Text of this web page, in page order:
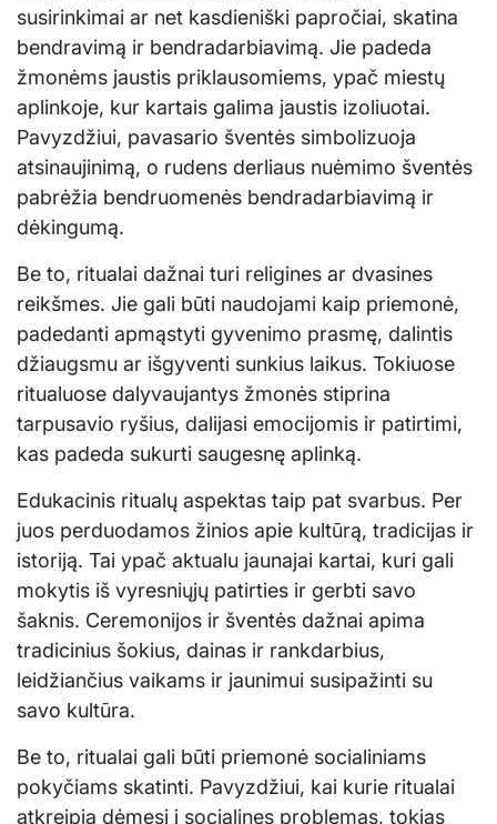
susirinkimai ar net kasdieniški papročiai, skatina
bendravimą ir bendradarbiavimą. Jie padeda
žmonėms jaustis priklausomiems, ypač miestų
aplinkoje, kur kartais galima jaustis izoliuotai.
Pavyzdžiui, pavasario šventės simbolizuoja
atsinaujinimą, o rudens derliaus nuėmimo šventės
pabrėžia bendruomenės bendradarbiavimą ir
dėkingumą.
Be to, ritualai dažnai turi religines ar dvasines
reikšmes. Jie gali būti naudojami kaip priemonė,
padedanti apmąstyti gyvenimo prasmę, dalintis
džiaugsmu ar išgyventi sunkius laikus. Tokiuose
ritualuose dalyvaujantys žmonės stiprina
tarpusavio ryšius, dalijasi emocijomis ir patirtimi,
kas padeda sukurti saugesnę aplinką.
Edukacinis ritualų aspektas taip pat svarbus. Per
juos perduodamos žinios apie kultūrą, tradicijas ir
istoriją. Tai ypač aktualu jaunajai kartai, kuri gali
mokytis iš vyresniųjų patirties ir gerbti savo
šaknis. Ceremonijos ir šventės dažnai apima
tradicinius šokius, dainas ir rankdarbius,
leidžiančius vaikams ir jaunimui susipažinti su
savo kultūra.
Be to, ritualai gali būti priemonė socialiniams
pokyčiams skatinti. Pavyzdžiui, kai kurie ritualai
atkreipia dėmesį į socialines problemas, tokias